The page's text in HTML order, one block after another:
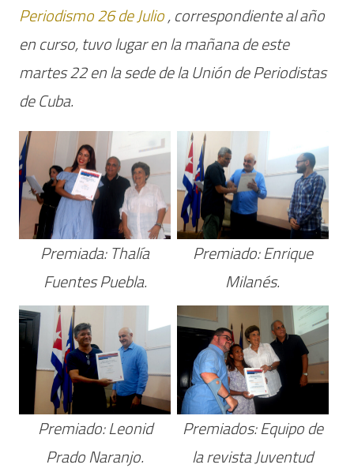
Periodismo 26 de Julio, correspondiente al año
en curso, tuvo lugar en la mañana de este
martes 22 en la sede de la Unión de Periodistas
de Cuba.
Premiada: Thalía
Fuentes Puebla.
Premiado: Enrique
Milanés.
Premiado: Leonid
Prado Naranjo.
Premiados: Equipo de
la revista Juventud